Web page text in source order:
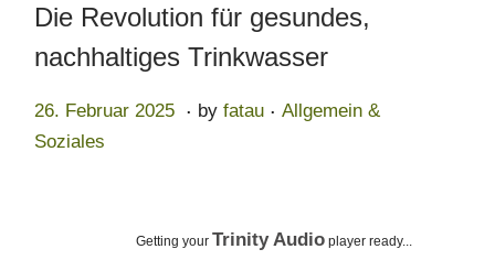
Die Revolution für gesundes,
nachhaltiges Trinkwasser
Posted on
26. Februar 2025 2. by fatau . Posted in
Allgemein &
Soziales
Getting your Trinity Audio player ready...